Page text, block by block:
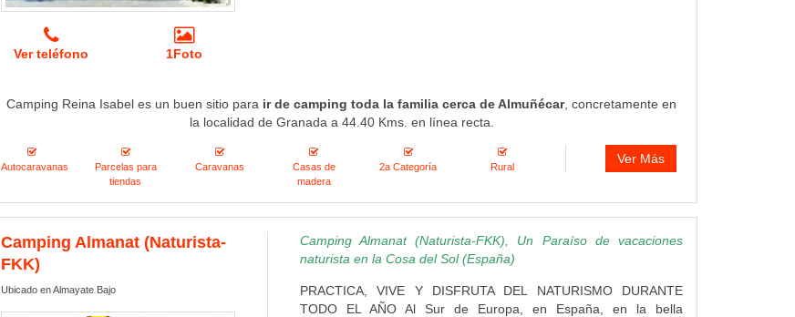
Ver teléfono 1Foto
Camping Reina Isabel es un buen sitio para ir de camping toda la familia cerca de Almuñécar, concretamente en
la localidad de Granada a 44.40 Kms. en línea recta.
Autocaravanas
Parcelas para
tiendas
Caravanas
Casas de
madera
2a Categoría Rural
Ver Más
Camping Almanat (Naturista-
FKK)
Ubicado en Almayate Bajo
Camping Almanat (Naturista-FKK), Un Paraíso de vacaciones
naturista en la Cosa del Sol (España)
PRACTICA, VIVE Y DISFRUTA DEL NATURISMO DURANTE
TODO EL AÑO Al Sur de Europa, en España, en la bella